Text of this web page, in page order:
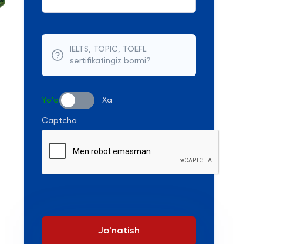
IELTS, TOPIC, TOEFL
sertifikatingiz bormi?
Yo'q Xa
Captcha
Jo'natish